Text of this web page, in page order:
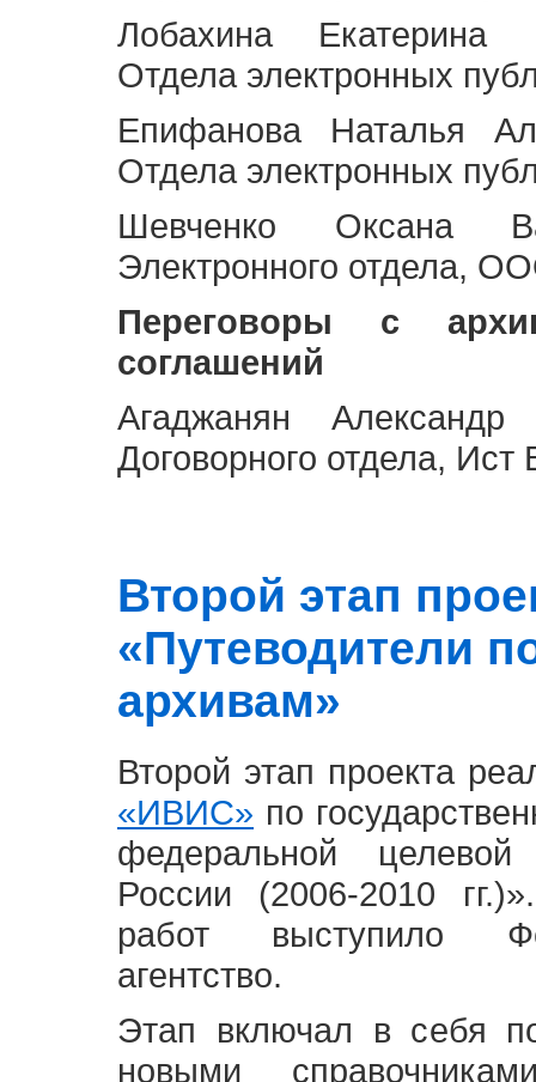
Лобахина Екатерина
Отдела электронных
Епифанова Наталья
Отдела электронных
Шевченко Оксана
Электронного отдела,
Переговоры с
соглашений
Агаджанян Александр
Договорного отдела,
Второй этап
«Путеводители
архивам»
Второй этап проекта
«ИВИС» по
федеральной
России (2006-2010
работ выступило
агентство.
Этап включал в себя
новыми